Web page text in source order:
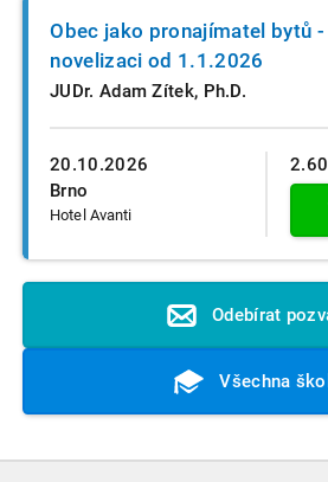
20.10.2026
Brno
Hotel Avanti
Obec jako pronajímatel bytů
novelizaci od 1.1.2026
JUDr. Adam Zítek, Ph.D.
Odebírat
Všechna